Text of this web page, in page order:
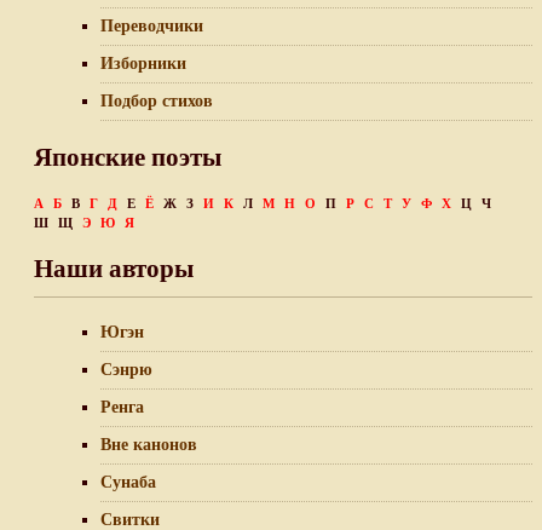
Переводчики
Изборники
Подбор стихов
Японские поэты
А Б В Г Д Е Ё Ж З И К Л М Н О П Р С Т У Ф Х Ц
Ч
Ш
Щ Э Ю Я
Наши авторы
Югэн
Сэнрю
Ренга
Вне канонов
Сунаба
Свитки